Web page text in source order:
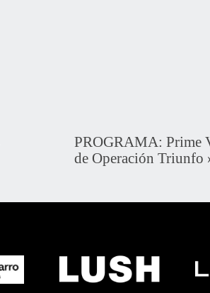
PROGRAMA: Prime
de Operación Triunfo